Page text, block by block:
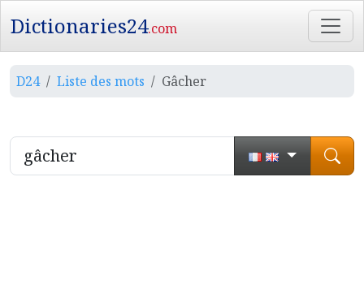
Dictionaries24.com
D24 Liste des mots Gâcher